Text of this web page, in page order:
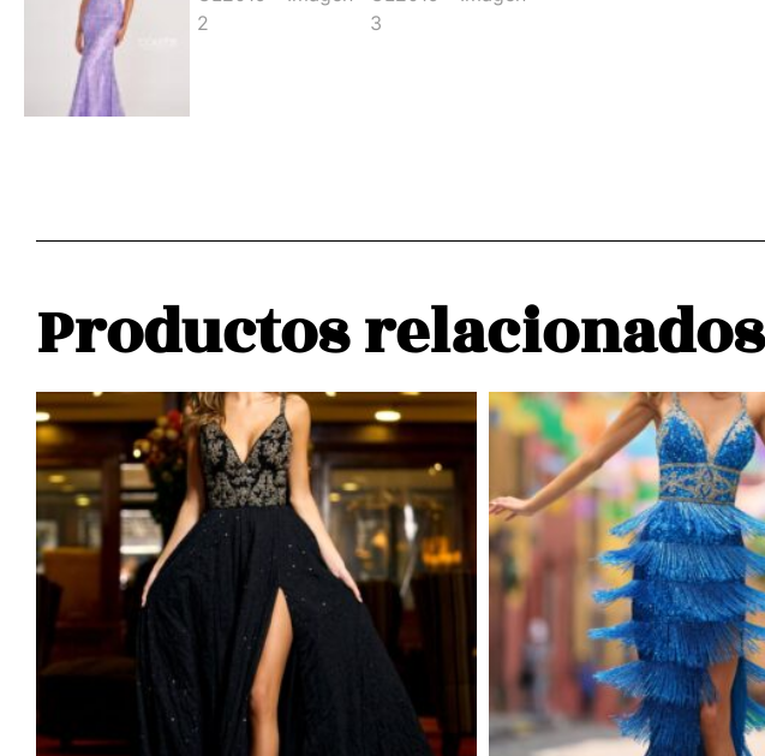
Productos relacionados